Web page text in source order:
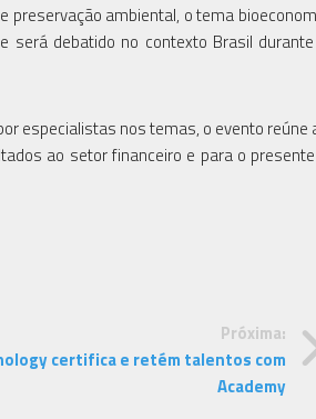
preservação ambiental, o tema
será debatido no contexto Brasil
especialistas nos temas, o evento reúne
ao setor financeiro e para o
Próxima:
certifica e retém talentos com
Academy